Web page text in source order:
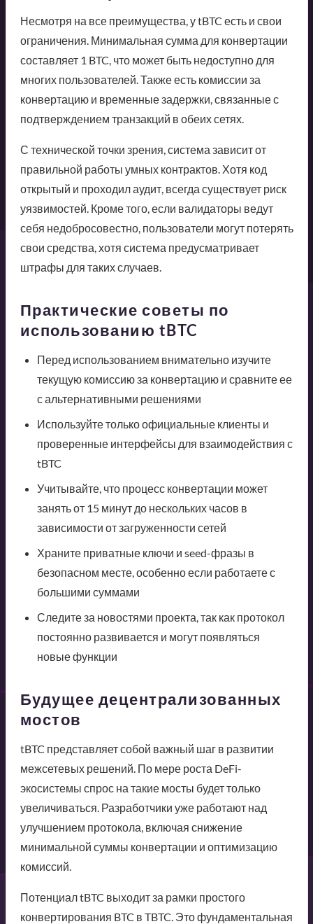
Несмотря на все преимущества, у tBTC есть и свои
ограничения. Минимальная сумма для конвертации
составляет 1 BTC, что может быть недоступно для
многих пользователей. Также есть комиссии за
конвертацию и временные задержки, связанные с
подтверждением транзакций в обеих сетях.
С технической точки зрения, система зависит от
правильной работы умных контрактов. Хотя код
открытый и проходил аудит, всегда существует риск
уязвимостей. Кроме того, если валидаторы ведут
себя недобросовестно, пользователи могут потерять
свои средства, хотя система предусматривает
штрафы для таких случаев.
Практические советы по
использованию tBTC
Перед использованием внимательно изучите
текущую комиссию за конвертацию и сравните ее
с альтернативными решениями
Используйте только официальные клиенты и
проверенные интерфейсы для взаимодействия с
tBTC
Учитывайте, что процесс конвертации может
занять от 15 минут до нескольких часов в
зависимости от загруженности сетей
Храните приватные ключи и seed-фразы в
безопасном месте, особенно если работаете с
большими суммами
Следите за новостями проекта, так как протокол
постоянно развивается и могут появляться
новые функции
Будущее децентрализованных
мостов
tBTC представляет собой важный шаг в развитии
межсетевых решений. По мере роста DeFi-
экосистемы спрос на такие мосты будет только
увеличиваться. Разработчики уже работают над
улучшением протокола, включая снижение
минимальной суммы конвертации и оптимизацию
комиссий.
Потенциал tBTC выходит за рамки простого
конвертирования BTC в TBTC. Это фундаментальная